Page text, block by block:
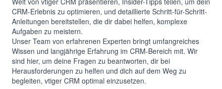
CRM-Erlebnis zu optimieren, und detaillierte Schritt-für-Schritt-
Anleitungen bereitstellen, die dir dabei helfen, komplexe
Aufgaben zu meistern.
Unser Team von erfahrenen Experten bringt umfangreiches
Wissen und langjährige Erfahrung im CRM-Bereich mit. Wir
sind hier, um deine Fragen zu beantworten, dir bei
Herausforderungen zu helfen und dich auf dem Weg zu
begleiten, vtiger CRM optimal einzusetzen.